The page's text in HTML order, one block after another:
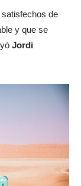
de
y que se
Jordi